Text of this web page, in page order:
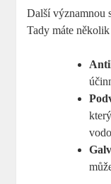
Další významnou
Tady máte